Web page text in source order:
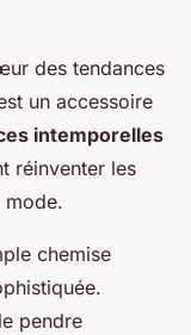
des tendances
un accessoire
intemporelles
réinventer les
mode.
chemise
pendre